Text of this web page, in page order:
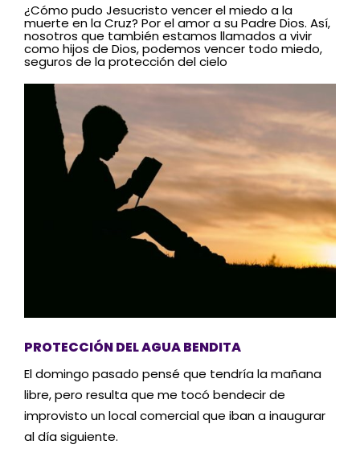
¿Cómo pudo Jesucristo vencer el miedo a la
muerte en la Cruz? Por el amor a su Padre Dios. Así,
nosotros que también estamos llamados a vivir
como hijos de Dios, podemos vencer todo miedo,
seguros de la protección del cielo
PROTECCIÓNDEL AGUA BENDITA
Eldomingo pasado pensé que tendría la mañana
libre, pero resulta que me tocó bendecir de
improvisto un local comercial que ibana inaugurar
al día siguiente.